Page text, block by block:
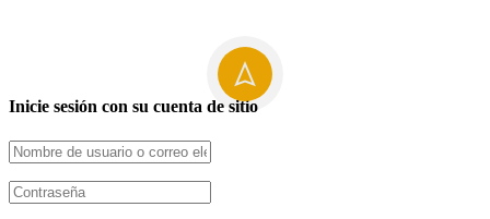
Inicie sesión con su cuenta de sitio